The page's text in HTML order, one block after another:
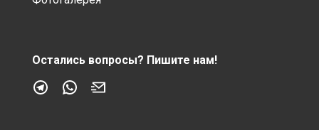
Остались вопросы? Пишите нам!